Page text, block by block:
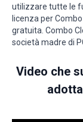
utilizzare tutte le
licenza per
gratuita. Combo
società madre di
Video che